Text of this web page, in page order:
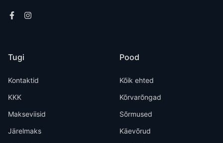
Tugi
Kontaktid
KKK
Makseviisid
Järelmaks
Pood
Kõik ehted
Kõrvarõngad
Sõrmused
Käevõrud